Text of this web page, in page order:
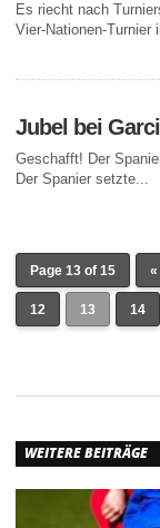
Es riecht nach
Vier-Nationen-Turnier
Jubel bei
Geschafft! Der
Der Spanier setzte...
Page 13 of 15
12 13 14
WEITERE BEITRÄGE